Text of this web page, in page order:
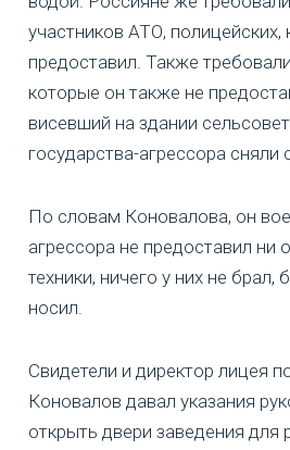
участников АТО, полицейских,
предоставил. Также
которые он также не
висевший на здании
государства-агрессора сняли
По словам Коновалова, он
агрессора не предоставил ни
техники, ничего у них не брал,
носил.
Свидетели и директор лицея
Коновалов давал указания
открыть двери заведения для